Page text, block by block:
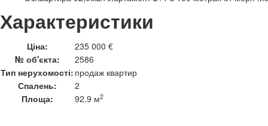
Характеристики
Ціна:
235 000 €
№ об'єкта:
2586
Тип нерухомості: продаж квартир
Спалень:
2
Площа:
92.9 м2